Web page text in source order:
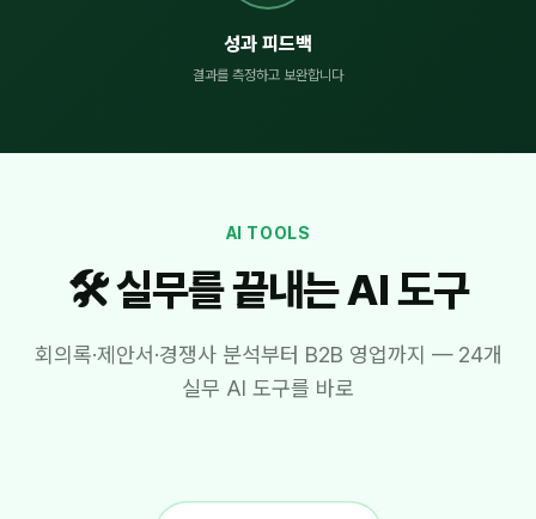
성과 피드백
결과를 측정하고 보완합니다
AI TOOLS
🛠️ 실무를 끝내는 AI 도구
회의록·제안서·경쟁사 분석부터 B2B 영업까지 — 24개
실무 AI 도구를 바로